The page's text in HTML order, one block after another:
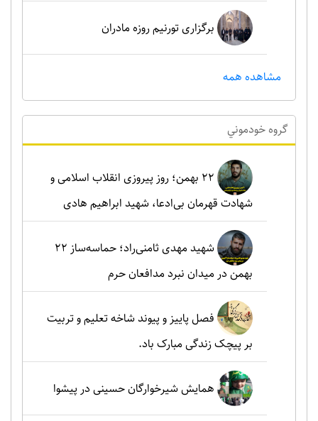
برگزاری تورنیم روزه مادران
مشاهده همه
گروه خودموني
۲۲ بهمن؛ روز پیروزی انقلاب اسلامی و
شهادت قهرمان بی‌ادعا، شهید ابراهیم هادی
شهید مهدی ثامنی‌راد؛ حماسه‌ساز ۲۲
بهمن در میدان نبرد مدافعان حرم
فصل پاییز و پیوند شاخه تعلیم و تربیت
بر پیچک زندگی مبارک باد.
همایش شیرخوارگان حسینی در پیشوا